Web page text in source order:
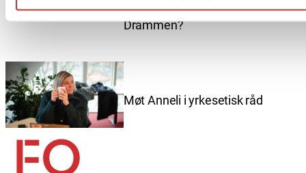
Er du berørt av brannen i
Drammen?
Møt Anneli i yrkesetisk råd